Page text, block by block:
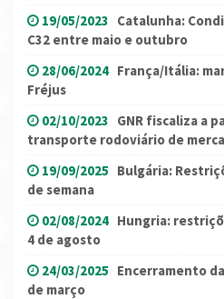
19/05/2023 Catalunha:
C32 entre maio e outubro
28/06/2024 França/Itália:
Fréjus
02/10/2023 GNR fiscaliza a
transporte rodoviário de
19/09/2025 Bulgária:
de semana
02/08/2024 Hungria:
4 de agosto
24/03/2025 Encerramento
de março